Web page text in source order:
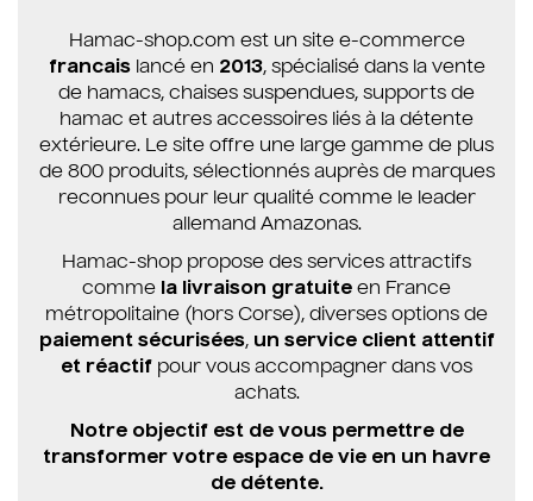
Hamac-shop.com est un site e-commerce
francaislancé en 2013, spécialisé dans la vente
de hamacs, chaises suspendues, supports de
hamac et autres accessoires liés à la détente
extérieure. Le site offre une large gamme de plus
de 800 produits, sélectionnés auprès de marques
reconnues pour leur qualité comme le leader
allemand Amazonas.
Hamac-shop propose des services attractifs
comme la livraison gratuite en France
métropolitaine (hors Corse), diverses options de
paiement sécurisées, un service client attentif
et réactif pour vous accompagner dans vos
achats.
Notre objectif est de vous permettre de
transformer votre espace de vie en un havre
de détente.